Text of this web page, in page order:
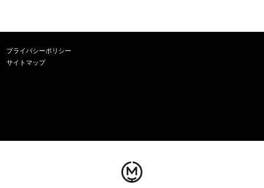
プライバシーポリシー
サイトマップ